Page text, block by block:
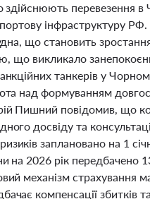
перевезення в
інфраструктуру
що становить
що викликало
танкерів у
над формуванням
Пишний повідомив, що
досвіду та
заплановано на 1
на 2026 рік передбачено
механізм страхування
компенсації збитків